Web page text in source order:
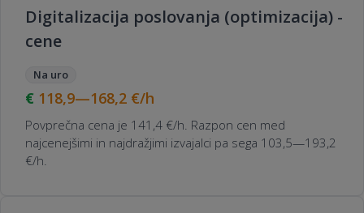
Digitalizacija poslovanja (optimizacija) -
cene
Na uro
118,9—168,2 €/h
Povprečna cena je 141,4 €/h. Razpon cen med
najcenejšimi in najdražjimi izvajalci pa sega 103,5—193,2
€/h.